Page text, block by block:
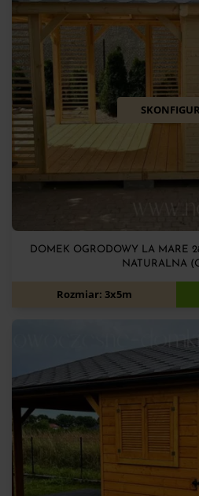
DOMEK OGRODOWY LA MARE
NATURALNA
10
Rozmiar: 3x5m